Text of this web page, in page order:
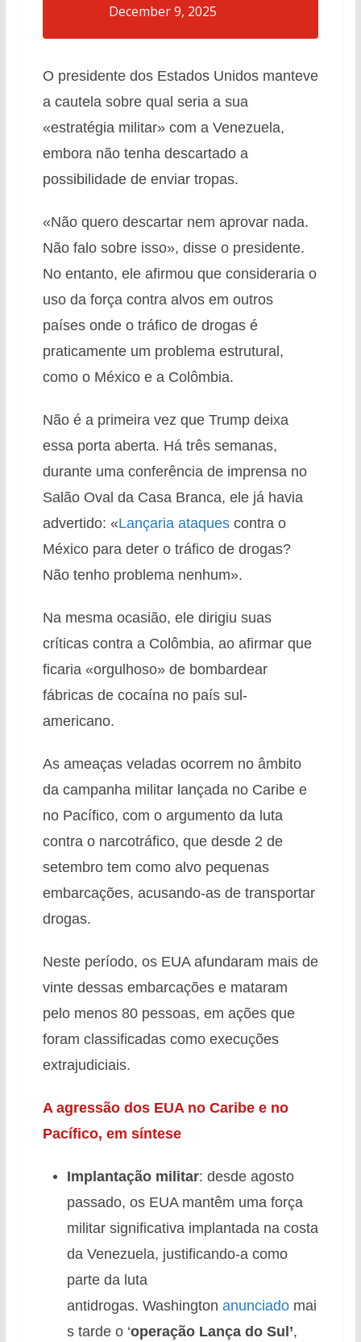
December 9, 2025
O presidente dos Estados Unidos manteve
a cautela sobre qual seria a sua
«estratégia militar» com a Venezuela,
embora não tenha descartado a
possibilidade de enviar tropas.
«Não quero descartar nem aprovar nada.
Não falo sobre isso», disse o presidente.
No entanto, ele afirmou que consideraria o
uso da força contra alvos em outros
países onde o tráfico de drogas é
praticamente um problema estrutural,
como o México e a Colômbia.
Não é a primeira vez que Trump deixa
essa porta aberta. Há três semanas,
durante uma conferência de imprensa no
Salão Oval da Casa Branca, ele já havia
advertido: «Lançaria ataquescontra o
México para deter o tráfico de drogas?
Não tenho problema nenhum».
Na mesma ocasião, ele dirigiu suas
críticas contra a Colômbia, ao afirmar que
ficaria «orgulhoso» de bombardear
fábricas de cocaína no país sul-
americano.
As ameaças veladas ocorrem no âmbito
da campanha militar lançada no Caribe e
no Pacífico, com o argumento da luta
contra o narcotráfico, que desde 2 de
setembro tem como alvo pequenas
embarcações, acusando-as de transportar
drogas.
Neste período, os EUA afundaram mais de
vinte dessas embarcações e mataram
pelo menos 80 pessoas, em ações que
foram classificadas como execuções
extrajudiciais.
A agressão dos EUA no Caribe e no
Pacífico, em síntese
Implantação militar: desde agosto
passado, os EUA mantêm uma força
militar significativa implantada na costa
da Venezuela, justificando-a como
parte da luta
antidrogas. Washington anunciadomai
s tarde o ‘operação Lança do Sul’,